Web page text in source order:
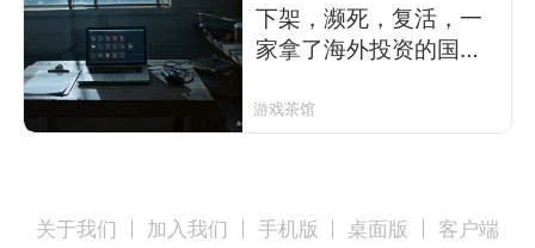
下架，濒死，复活，一
家拿了海外投资的国内
水的游戏
游戏茶馆
关于我们 加入我们 手机版 桌面版 客户端